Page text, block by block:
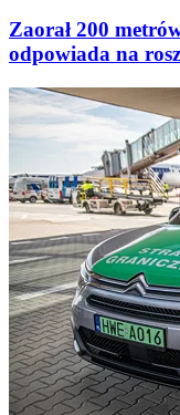
Zaorał 200
odpowiada na